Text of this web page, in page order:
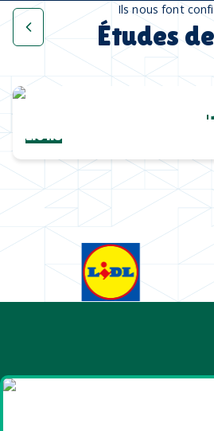
Ils nous font
Études
Une collection complète
Lions